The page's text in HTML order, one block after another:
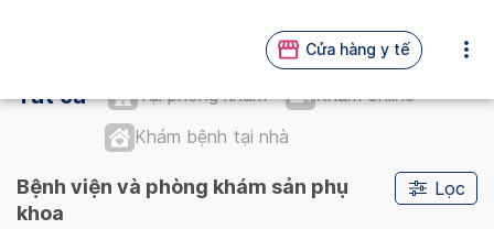
Cửa hàng y tế
Tất cả Tại phòng khám
Khám online
Khám bệnh tại nhà
Lọc
Bệnh viện và phòng khám sản phụ
khoa